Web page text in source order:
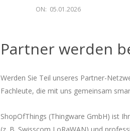
ON: 05.01.2026
Partner werden
Werden Sie Teil unseres Partner-
Fachleute, die mit uns gemeinsam
ShopOfThings (Thingware GmbH) ist